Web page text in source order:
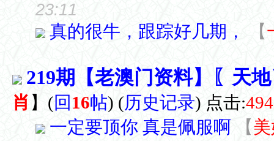
23:11
真的很牛，跟踪好几期， 【
219期【老澳门资料】〖天
肖 】 (回 16帖) (历史记录) 点击:
一定要顶你 真是佩服啊
【